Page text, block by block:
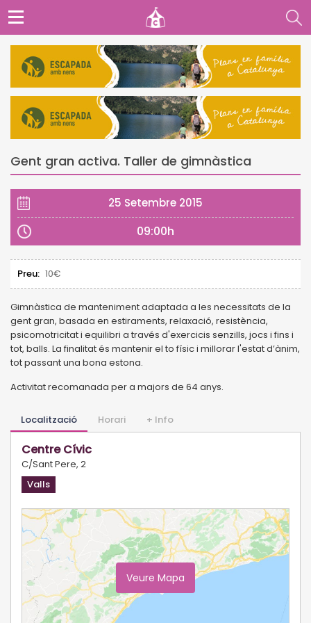
Gent gran activa. Taller de gimnàstica
25 Setembre 2015
09:00h
Preu: 10€
Gimnàstica de manteniment adaptada a les necessitats de la
gent gran, basada en estiraments, relaxació, resistència,
psicomotricitat i equilibri a través d'exercicis senzills, jocs i fins i
tot, balls. La finalitat és mantenir el to físic i millorar l'estat d’ànim,
tot passant una bona estona.
Activitat recomanada per a majors de 64 anys.
Localització Horari + Info
Centre Cívic
C/Sant Pere, 2
Valls
Veure Mapa